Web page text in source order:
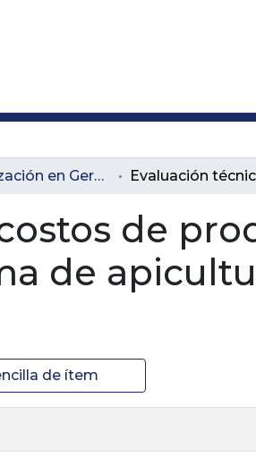
Especialización en Gerencia Agropecuaria
de
de
de ítem